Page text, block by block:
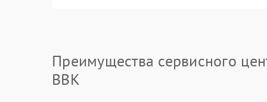
Преимущества сервисного
BBK